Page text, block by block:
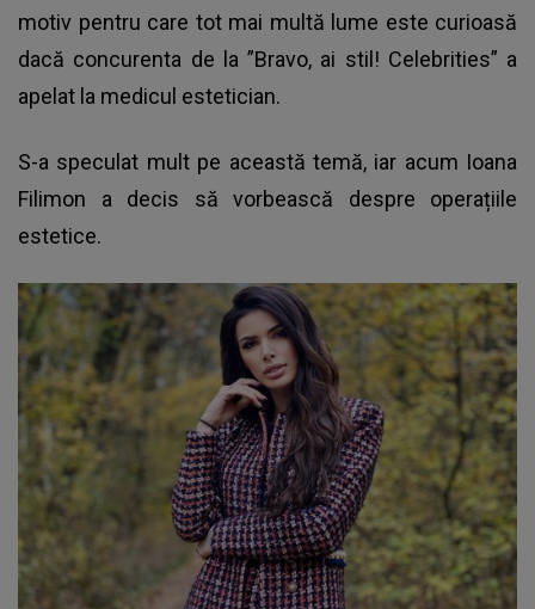
motiv pentru care tot mai multă lume este curioasă
dacă concurenta de la ”Bravo, ai stil! Celebrities” a
apelat la medicul estetician.
S-a speculat mult pe această temă, iar acum Ioana
Filimon a decis să vorbească despre operațiile
estetice.